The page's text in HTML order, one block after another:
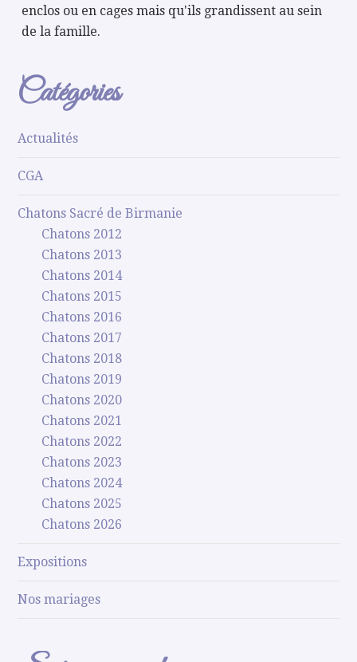
enclos ou en cages mais qu'ils grandissent au sein
de la famille.
Catégories
Actualités
CGA
Chatons Sacré de Birmanie
Chatons 2012
Chatons 2013
Chatons 2014
Chatons 2015
Chatons 2016
Chatons 2017
Chatons 2018
Chatons 2019
Chatons 2020
Chatons 2021
Chatons 2022
Chatons 2023
Chatons 2024
Chatons 2025
Chatons 2026
Expositions
Nos mariages